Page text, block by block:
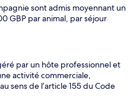
sont admis moyennant un
GBP par animal, par séjour
par un hôte professionnel et
activité commerciale,
sens de l’article 155 du Code